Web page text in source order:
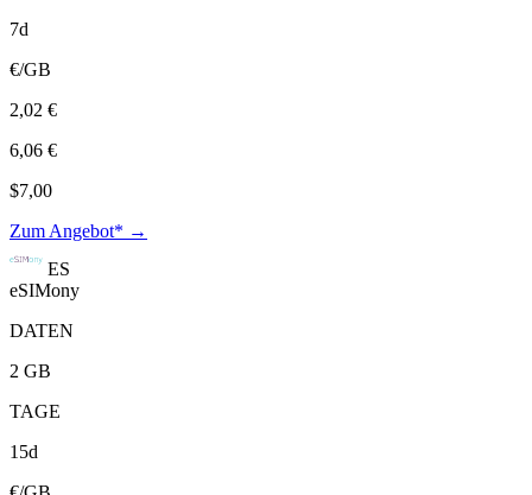
7d
€/GB
2,02 €
6,06 €
$7,00
Zum Angebot* →
ES
eSIMony
DATEN
2 GB
TAGE
15d